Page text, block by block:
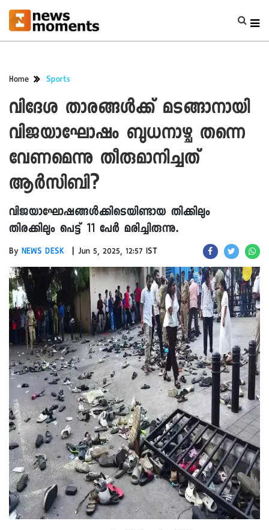
Home Sports
വിദേശ താരങ്ങൾക്ക് മടങ്ങാനായി
വിജയാഘോഷം ബുധനാഴ്ച തന്നെ
വേണമെന്നു തീരുമാനിച്ചത്
ആര്‍സിബി?
വിജയാഘോഷങ്ങൾക്കിടെയിണ്ടായ തിക്കിലും
തിരക്കിലും പെട്ട് 11 പേർ മരിച്ചിരുന്നു.
By NEWS DESK | Jun 5, 2025, 12:57 IST